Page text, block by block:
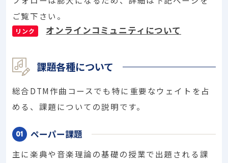
ご覧下さい。
リンク オンラインコミュニティについて
課題各種について
総合DTM作曲コースでも特に重要なウェイトを占
める、課題についての説明です。
ペーパー課題
主に楽典や音楽理論の基礎の授業で出題される課